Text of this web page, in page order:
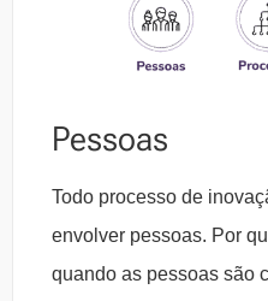
Pessoas
Todo processo de
envolver pessoas. Por
quando as pessoas são